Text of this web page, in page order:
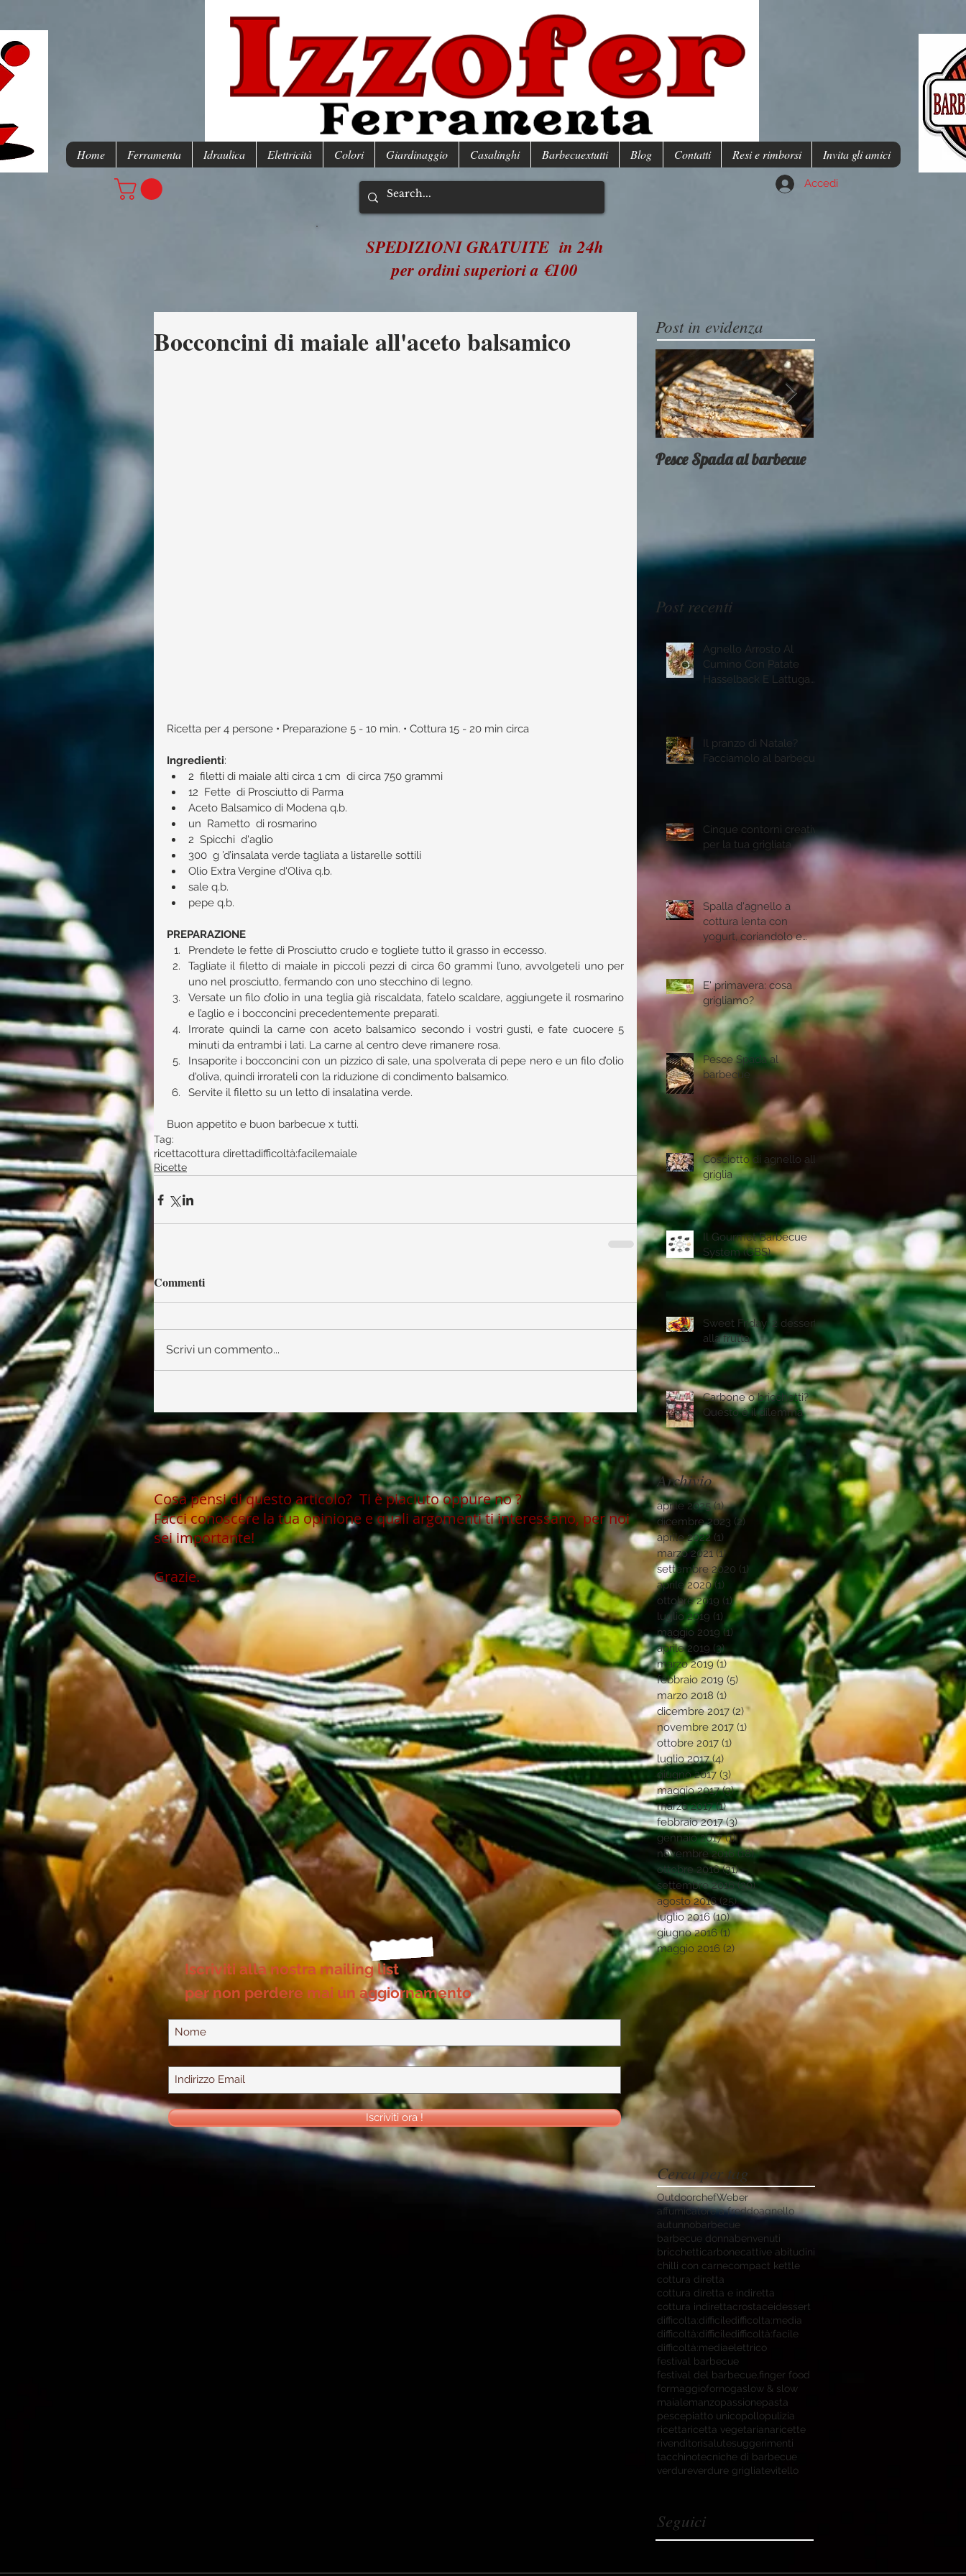
Home Ferramenta Idraulica Elettricità Colori Giardinaggio Casalinghi Barbecuextutti Blog Contatti Resi e rimborsi Invita gli amici
Accedi
SPEDIZIONI GRATUITE in 24h
per ordini superiori a €100
Bocconcini di maiale all'aceto balsamico
Ricetta per 4 persone • Preparazione 5 - 10 min. • Cottura 15 - 20 min circa
Ingredienti:​
2  filetti di maiale alti circa 1 cm  di circa 750 grammi
12  Fette  di Prosciutto di Parma
Aceto Balsamico di Modena q.b.
un  Rametto  di rosmarino
2  Spicchi  d'aglio
300  g ’d’insalata verde tagliata a listarelle sottili
Olio Extra Vergine d'Oliva q.b.
sale q.b.
pepe q.b.
PREPARAZIONE
Prendete le fette di Prosciutto crudo e togliete tutto il grasso in eccesso.
Tagliate il filetto di maiale in piccoli pezzi di circa 60 grammi l’uno, avvolgeteli uno per
uno nel prosciutto, fermando con uno stecchino di legno.
Versate un filo d’olio in una teglia già riscaldata, fatelo scaldare, aggiungete il rosmarino
e l’aglio e i bocconcini precedentemente preparati.
Irrorate quindi la carne con aceto balsamico secondo i vostri gusti, e fate cuocere 5
minuti da entrambi i lati. La carne al centro deve rimanere rosa.
Insaporite i bocconcini con un pizzico di sale, una spolverata di pepe nero e un filo d’olio
d'oliva, quindi irrorateli con la riduzione di condimento balsamico.
Servite il filetto su un letto di insalatina verde.
Buon appetito e buon barbecue x tutti.
Tag:
ricettacottura direttadifficoltà:facilemaiale
Ricette
Commenti
Scrivi un commento...
Cosa pensi di questo articolo? Ti è piaciuto oppure no ?
Facci conoscere la tua opinione e quali argomenti ti interessano, per noi
sei importante!
Grazie.
Iscriviti alla nostra mailing list
per non perdere mai un aggiornamento
Iscriviti ora !
Post in evidenza
Pesce Spada al barbecue
Post recenti
Agnello Arrosto Al
Cumino Con Patate
Hasselback E Lattuga
Il pranzo di Natale?
Facciamolo al barbecue
Cinque contorni creativi
per la tua grigliata
Spalla d'agnello a
cottura lenta con
yogurt, coriandolo e
semi di melogtano
E' primavera: cosa
grigliamo?
Pesce Spada al
barbecue
Cosciotto di agnello alla
griglia
Il Gourmet Barbecue
System (GBS)
Sweet Friday: 2 desserts
alla frutta
Carbone o bricchetti?
Questo è il dilemma.
Archivio
aprile 2025 (1)1 post
dicembre 2023 (2) 2 post
aprile 2022 (1)
marzo 2021 (1)1 post
settembre 2020 (1) 1 post
aprile 2020 (1) 1 post
ottobre 2019 (1)1 post
luglio 2019 (1) 1 post
maggio 2019 (1)
aprile 2019 (3)3 post
marzo 2019 (1)1 post
febbraio 2019 (5) 5 post
marzo 2018 (1)
dicembre 2017 (2)2 post
novembre 2017 (1)
ottobre 2017 (1)
luglio 2017 (4)
giugno 2017 (3) 3 post
maggio 2017 (3)3 post
marzo 2017 (1)1 post
febbraio 2017 (3)3 post
gennaio 2017 (1)1 post
novembre 2016 (18)18 post
ottobre 2016 (31)31 post
settembre 2016 (30)30 post
agosto 2016 (25)25 post
luglio 2016 (10)10 post
giugno 2016 (1)1 post
maggio 2016 (2) 2 post
Cerca per tag
OutdoorchefWeber
affumicatore a freddoagnello
autunnobarbecue
barbecue donnabenvenuti
bricchetticarbonecattive abitudini
chilli con carnecompact kettle
cottura diretta
cottura diretta e indiretta
cottura indirettacrostaceidessert
difficolta:difficiledifficolta:media
difficoltà:difficiledifficoltà:facile
difficoltà:mediaelettrico
festival barbecue
festival del barbecue, finger food
formaggiofornogaslow & slow
maialemanzopassionepasta
pescepiatto unicopollopulizia
ricettaricetta vegetarianaricette
rivenditorisalutesuggerimenti
tacchinotecniche di barbecue
verdureverdure grigliatevitello
Seguici